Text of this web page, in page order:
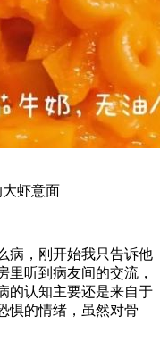
虾意面
病，刚开始我只告诉他
里听到病友间的交流，
的认知主要还是来自于
惧的情绪，虽然对骨